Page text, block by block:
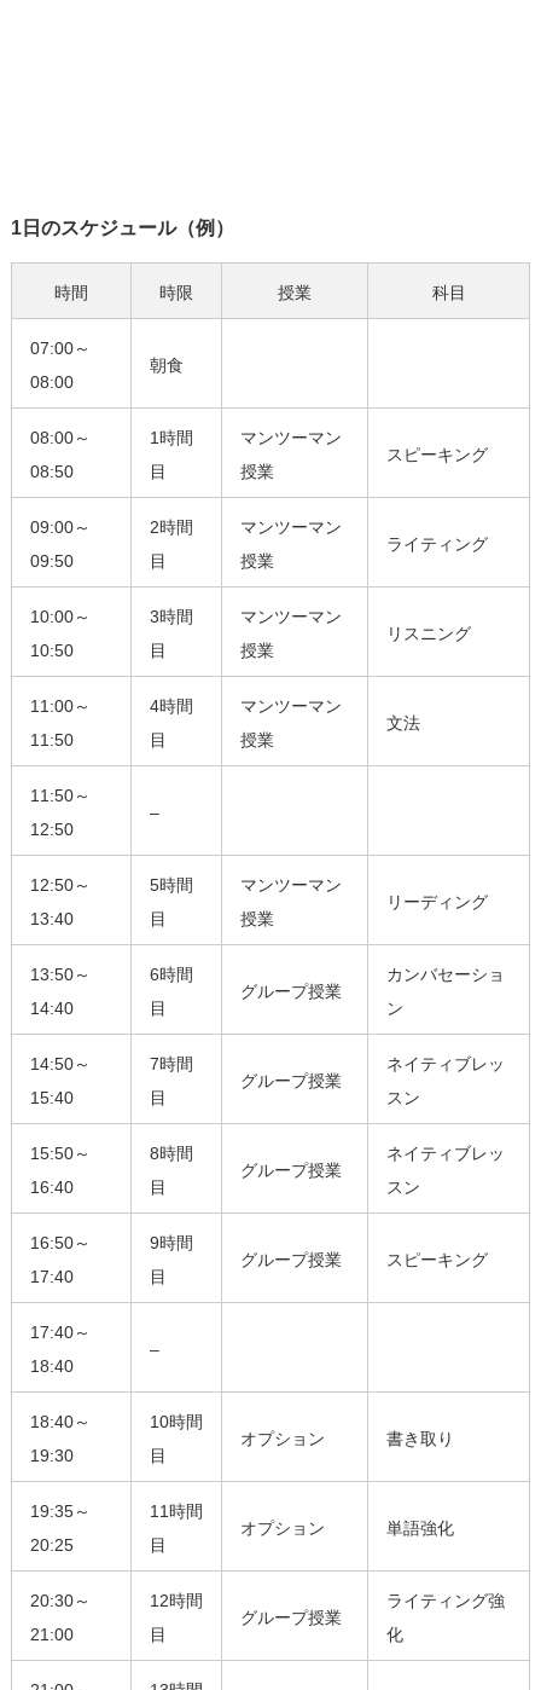
1日のスケジュール（例）
時間 時限 授業 科目
07:00～
08:00
朝食
08:00～
08:50
1時間
目
マンツーマン
授業
スピーキング
09:00～
09:50
2時間
目
マンツーマン
授業
ライティング
10:00～
10:50
3時間
目
マンツーマン
授業
リスニング
11:00～
11:50
4時間
目
マンツーマン
授業
文法
11:50～
12:50
–
12:50～
13:40
5時間
目
マンツーマン
授業
リーディング
13:50～
14:40
6時間
目
グループ授業
カンバセーショ
ン
14:50～
15:40
7時間
目
グループ授業
ネイティブレッ
スン
15:50～
16:40
8時間
目
グループ授業
ネイティブレッ
スン
16:50～
17:40
9時間
目
グループ授業 スピーキング
17:40～
18:40
–
18:40～
19:30
10時間
目
オプション 書き取り
19:35～
20:25
11時間
目
オプション 単語強化
20:30～
21:00
12時間
目
グループ授業
ライティング強
化